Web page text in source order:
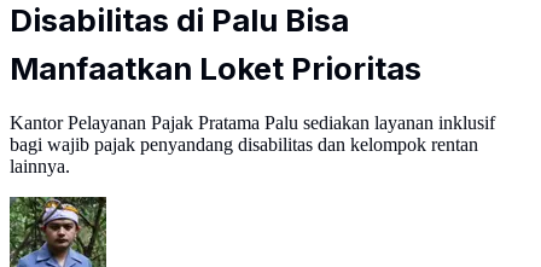
Disabilitas di Palu Bisa
Manfaatkan Loket Prioritas
Kantor Pelayanan Pajak Pratama Palu sediakan layanan inklusif
bagi wajib pajak penyandang disabilitas dan kelompok rentan
lainnya.